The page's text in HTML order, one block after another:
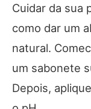
Cuidar da sua
como dar um
natural.
um sabonete
Depois,